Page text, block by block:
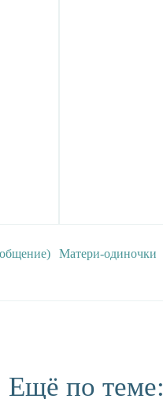
Матери-одиночки
Ещё по теме: